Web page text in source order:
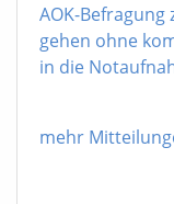
AOK-
gehen ohne
in die
mehr